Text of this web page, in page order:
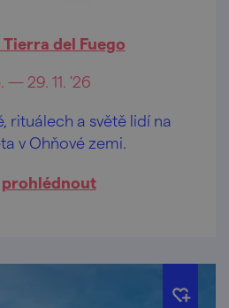
Tierra del Fuego
— 29. 11. '26
rituálech a světě lidí na
v Ohňové zemi.
prohlédnout